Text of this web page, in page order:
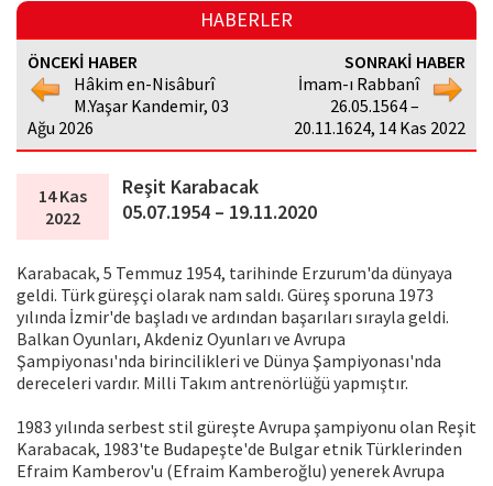
HABERLER
ÖNCEKİ HABER
Hâkim en-Nisâburî
M.Yaşar Kandemir, 03
Ağu 2026
SONRAKİ HABER
İmam-ı Rabbanî
26.05.1564 –
20.11.1624, 14 Kas 2022
14 Kas
2022
Reşit Karabacak
05.07.1954 – 19.11.2020
Karabacak, 5 Temmuz 1954, tarihinde Erzurum'da dünyaya
geldi. Türk güreşçi olarak nam saldı. Güreş sporuna 1973
yılında İzmir'de başladı ve ardından başarıları sırayla geldi.
Balkan Oyunları, Akdeniz Oyunları ve Avrupa
Şampiyonası'nda birincilikleri ve Dünya Şampiyonası'nda
dereceleri vardır. Milli Takım antrenörlüğü yapmıştır.
1983 yılında serbest stil güreşte Avrupa şampiyonu olan Reşit
Karabacak, 1983'te Budapeşte'de Bulgar etnik Türklerinden
Efraim Kamberov'u (Efraim Kamberoğlu) yenerek Avrupa